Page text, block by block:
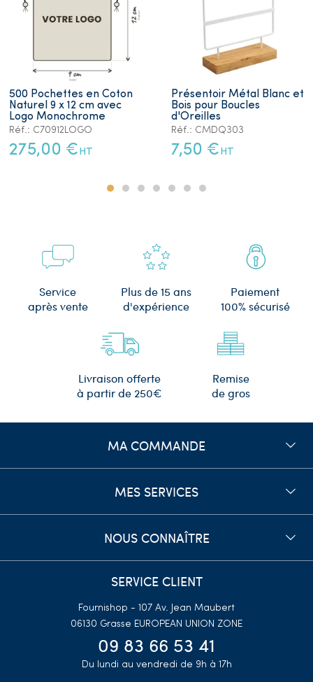
500 Pochettes en Coton
Naturel 9 x 12 cm avec
Logo Monochrome
Réf.: C70912LOGO
275,00 € HT
Présentoir Métal Blanc et
Bois pour Boucles
d'Oreilles
Réf.: CMDQ303
7,50 € HT
Service
après vente
Plus de 15 ans
d'expérience
Paiement
100% sécurisé
Livraison offerte
à partir de 250€
Remise
de gros
MA COMMANDE
MES SERVICES
NOUS CONNAÎTRE
SERVICE CLIENT
Fournishop - 107 Av. Jean Maubert
06130 Grasse EUROPEAN UNION ZONE
09 83 66 53 41
Du lundi au vendredi de 9h à 17h